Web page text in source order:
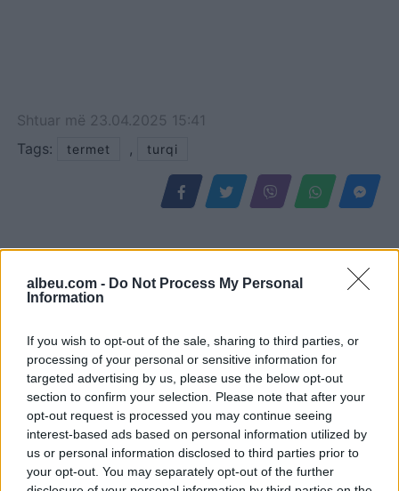
albeu.com - Do Not Process My Personal
Information
If you wish to opt-out of the sale, sharing to third parties, or
processing of your personal or sensitive information for
targeted advertising by us, please use the below opt-out
section to confirm your selection. Please note that after your
opt-out request is processed you may continue seeing
interest-based ads based on personal information utilized by
us or personal information disclosed to third parties prior to
your opt-out. You may separately opt-out of the further
Shtuar më 23.04.2025 15:41
Tags:
termet , turqi
Këmbimi valutor/ Me sa
blihen e shiten dollari dhe
euro, çfarë ndodh me
monedhat e tjera
Horoskopi 10 Gusht
2026/ Cilat janë shenjat
që favorizohen nga fati